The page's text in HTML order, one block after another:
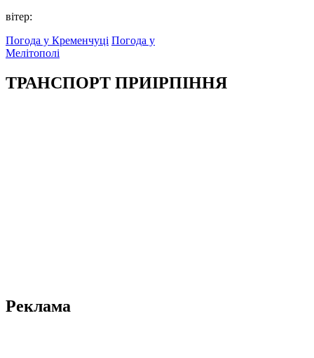
вітер:
Погода у Кременчуці Погода у
Мелітополі
ТРАНСПОРТ ПРИІРПІННЯ
Реклама